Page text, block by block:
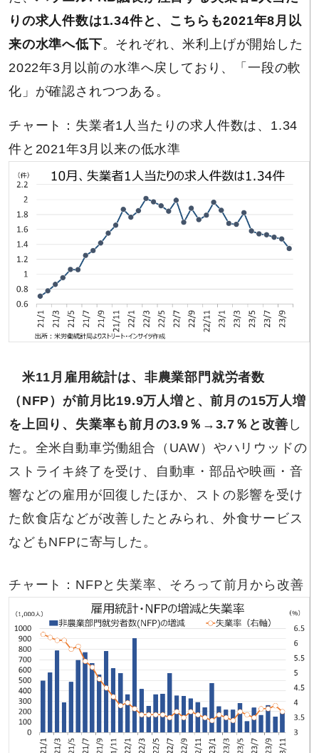
りの求人件数は1.34件と、こちらも2021年8月以
来の水準へ低下。それぞれ、米利上げが開始した
2022年3月以前の水準へ戻しており、「一段の軟
化」が確認されつつある。
チャート：失業者1人当たりの求人件数は、1.34
件と2021年3月以来の低水準
米11月雇用統計は、非農業部門就労者数
（NFP）が前月比19.9万人増と、前月の15万人増
を上回り、失業率も前月の3.9％→3.7％と改善 し
た。全米自動車労働組合（UAW）やハリウッドの
ストライキ終了を受け、自動車・部品や映画・音
響などの雇用が回復したほか、ストの影響を受け
た飲食店などが改善したとみられ、外食サービス
などもNFPに寄与した。
チャート：NFPと失業率、そろって前月から改善